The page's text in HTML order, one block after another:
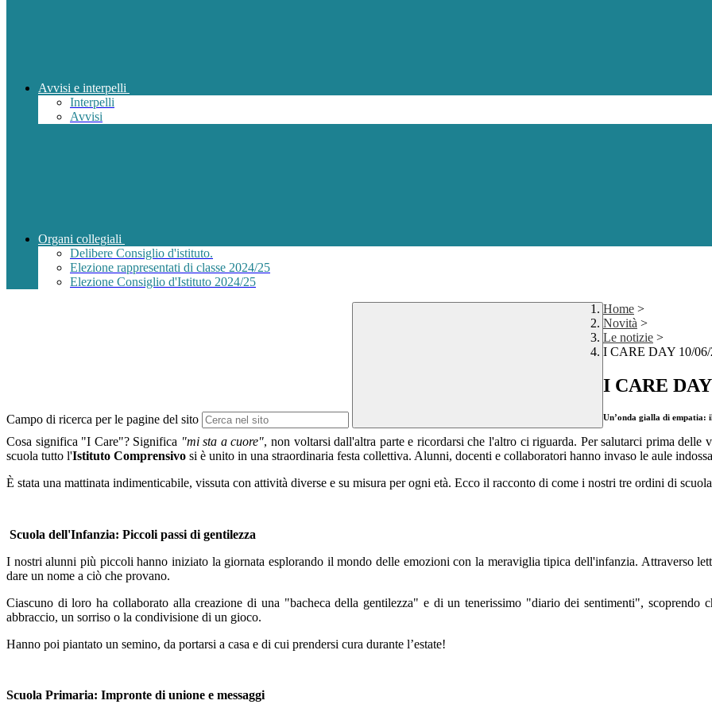
Avvisi e interpelli
Interpelli
Avvisi
Organi collegiali
Delibere Consiglio d'istituto.
Elezione rappresentati di classe 2024/25
Elezione Consiglio d'Istituto 2024/25
Campo di ricerca per le pagine del sito
Home >
Novità >
Le notizie >
I CARE DAY 10/06/
I CARE
Un’onda gialla di
Cosa significa "I Care"? Significa "mi sta a cuore", non voltarsi dall'altra parte e ricordarsi che l'altro ci riguarda. Per salutarci prima
scuola tutto l'Istituto Comprensivo si è unito in una straordinaria festa collettiva. Alunni, docenti e collaboratori hanno invaso le aule
È stata una mattinata indimenticabile, vissuta con attività diverse e su misura per ogni età. Ecco il racconto di come i nostri tre ordini di
Scuola dell'Infanzia: Piccoli passi di gentilezza
I nostri alunni più piccoli hanno iniziato la giornata esplorando il mondo delle emozioni con la meraviglia tipica dell'infanzia. Attraverso
dare un nome a ciò che provano.
Ciascuno di loro ha collaborato alla creazione di una "bacheca della gentilezza" e di un tenerissimo "diario dei sentimenti", scoprendo
abbraccio, un sorriso o la condivisione di un gioco.
Hanno poi piantato un semino, da portarsi a casa e di cui prendersi cura durante l’estate!
Scuola Primaria: Impronte di unione e messaggi